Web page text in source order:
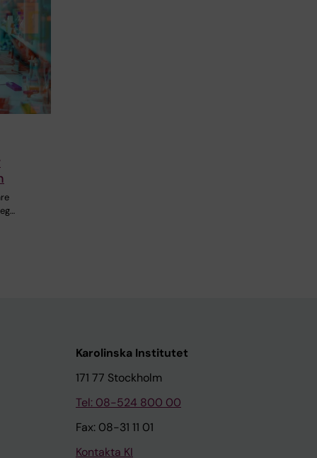
Karolinska Institutet
171 77 Stockholm
Tel: 08-524 800 00
Fax: 08-31 11 01
Kontakta KI